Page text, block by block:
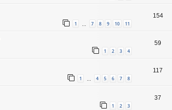
1 7 8 9 10 11
154
1 2 3 4
59
1 … 4 5 6 7 8
117
1 2 3
37